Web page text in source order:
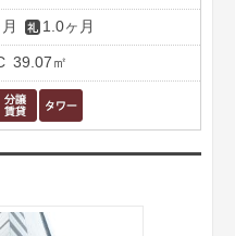
1.0ヶ月
39.07㎡